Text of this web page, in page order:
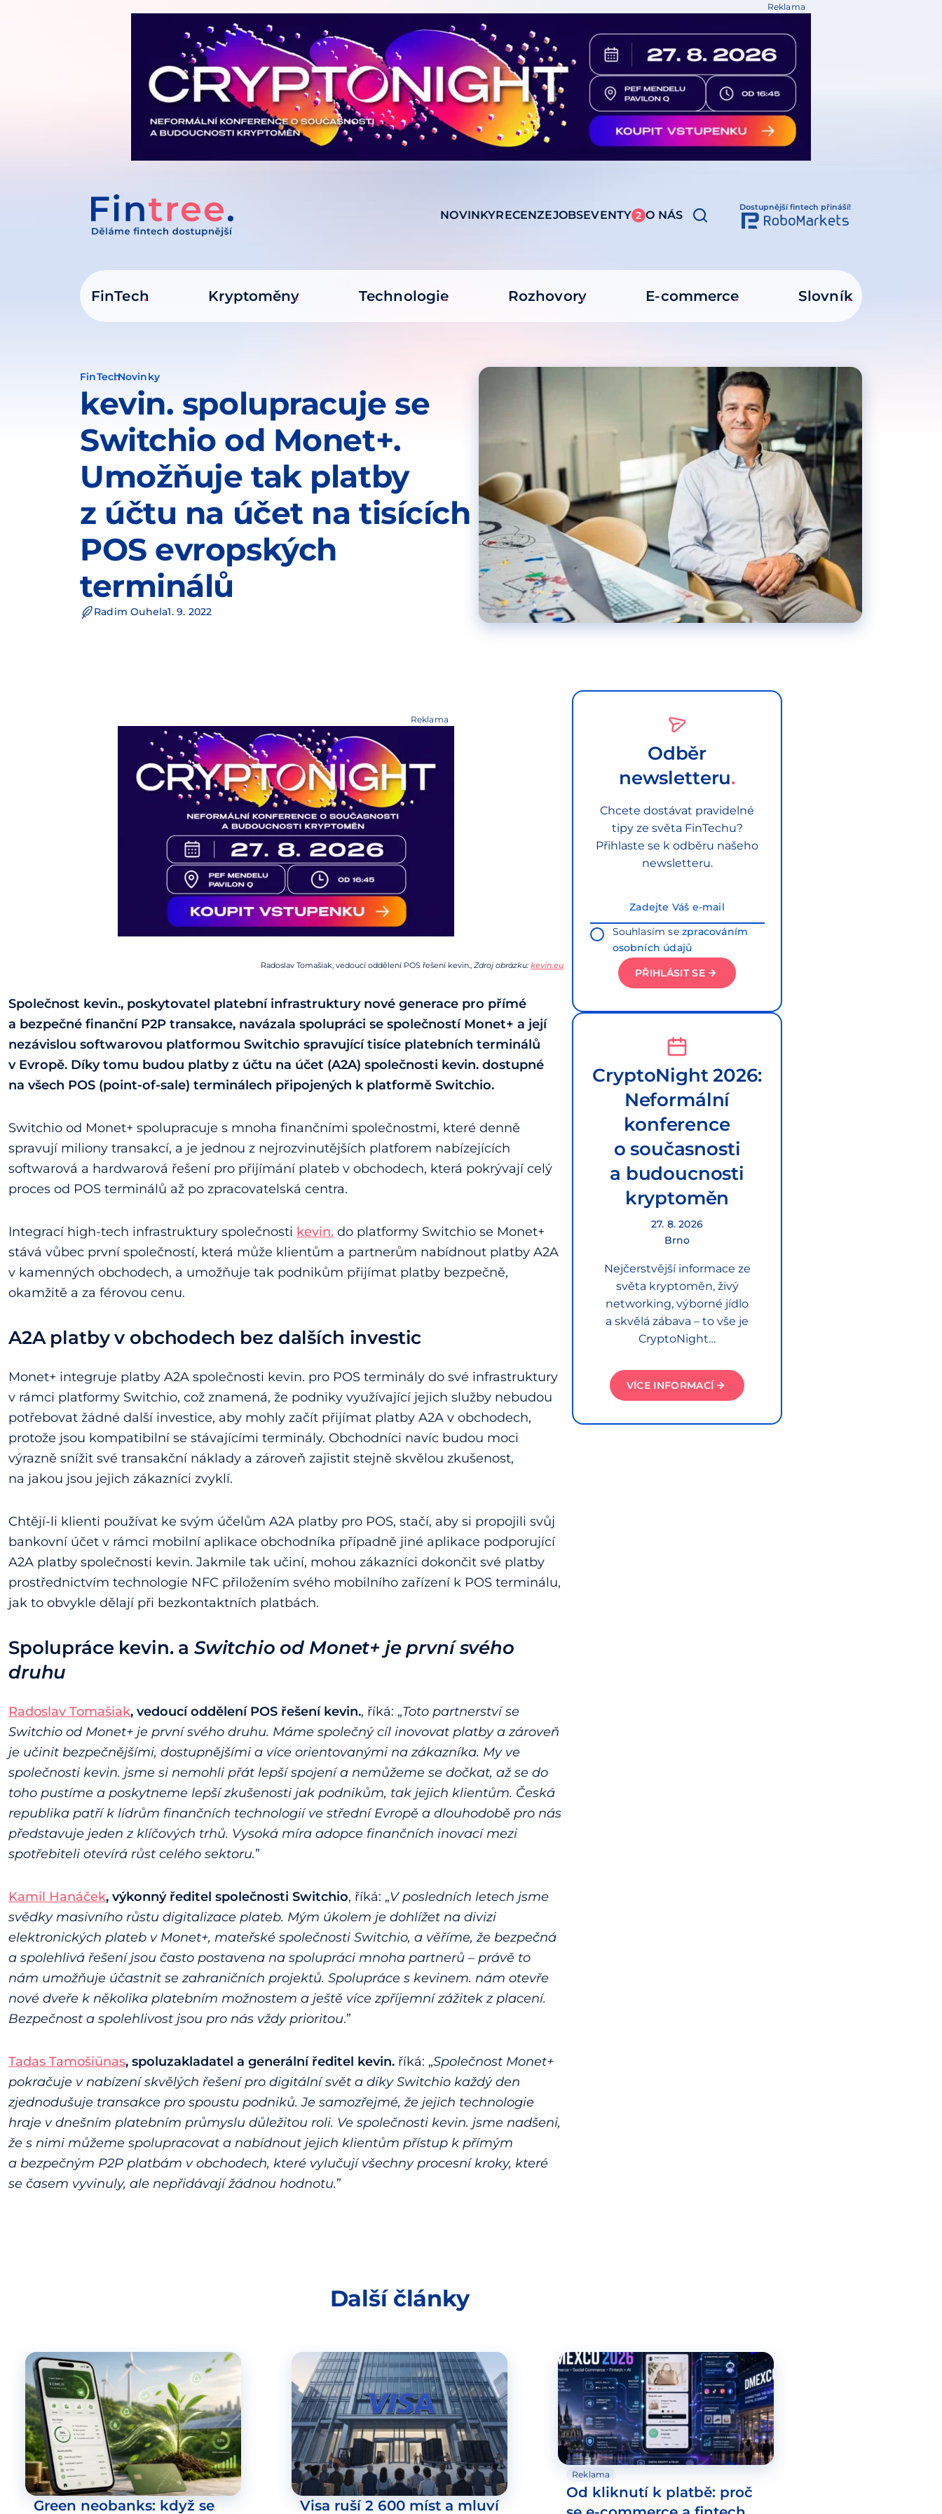
Reklama
NOVINKYRECENZEJOBSEVENTY 2 O NÁS
Dostupnější fintech přináší!
FinTech Kryptoměny Technologie Rozhovory E-commerce Slovník
FinTechNovinky
kevin. spolupracuje se
Switchio od Monet+.
Umožňuje tak platby
z účtu na účet na tisících
POS evropských
terminálů
Radim Ouhela1. 9. 2022
Reklama
Radoslav Tomašiak, vedoucí oddělení POS řešení kevin., Zdroj obrázku:kevin.eu
Společnost kevin., poskytovatel platební infrastruktury nové generace pro přímé
a bezpečné finanční P2P transakce, navázala spolupráci se společností Monet+ a její
nezávislou softwarovou platformou Switchio spravující tisíce platebních terminálů
v Evropě. Díky tomu budou platby z účtu na účet (A2A) společnosti kevin. dostupné
na všech POS (point-of-sale) terminálech připojených k platformě Switchio.
Switchio od Monet+ spolupracuje s mnoha finančními společnostmi, které denně
spravují miliony transakcí, a je jednou z nejrozvinutějších platforem nabízejících
softwarová a hardwarová řešení pro přijímání plateb v obchodech, která pokrývají celý
proces od POS terminálů až po zpracovatelská centra.
Integrací high-tech infrastruktury společnosti kevin. do platformy Switchio se Monet+
stává vůbec první společností, která může klientům a partnerům nabídnout platby A2A
v kamenných obchodech, a umožňuje tak podnikům přijímat platby bezpečně,
okamžitě a za férovou cenu.
A2A platby v obchodech bez dalších investic
Monet+ integruje platby A2A společnosti kevin. pro POS terminály do své infrastruktury
v rámci platformy Switchio, což znamená, že podniky využívající jejich služby nebudou
potřebovat žádné další investice, aby mohly začít přijímat platby A2A v obchodech,
protože jsou kompatibilní se stávajícími terminály. Obchodníci navíc budou moci
výrazně snížit své transakční náklady a zároveň zajistit stejně skvělou zkušenost,
na jakou jsou jejich zákazníci zvyklí.
Chtějí-li klienti používat ke svým účelům A2A platby pro POS, stačí, aby si propojili svůj
bankovní účet v rámci mobilní aplikace obchodníka případně jiné aplikace podporující
A2A platby společnosti kevin. Jakmile tak učiní, mohou zákazníci dokončit své platby
prostřednictvím technologie NFC přiložením svého mobilního zařízení k POS terminálu,
jak to obvykle dělají při bezkontaktních platbách.
Spolupráce kevin. a Switchio od Monet+ je první svého
druhu
Radoslav Tomašiak, vedoucí oddělení POS řešení kevin., říká: „Toto partnerství se
Switchio od Monet+ je první svého druhu. Máme společný cíl inovovat platby a zároveň
je učinit bezpečnějšími, dostupnějšími a více orientovanými na zákazníka. My ve
společnosti kevin. jsme si nemohli přát lepší spojení a nemůžeme se dočkat, až se do
toho pustíme a poskytneme lepší zkušenosti jak podnikům, tak jejich klientům. Česká
republika patří k lídrům finančních technologií ve střední Evropě a dlouhodobě pro nás
představuje jeden z klíčových trhů. Vysoká míra adopce finančních inovací mezi
spotřebiteli otevírá růst celého sektoru.”
Kamil Hanáček, výkonný ředitel společnosti Switchio, říká: „V posledních letech jsme
svědky masivního růstu digitalizace plateb. Mým úkolem je dohlížet na divizi
elektronických plateb v Monet+, mateřské společnosti Switchio, a věříme, že bezpečná
a spolehlivá řešení jsou často postavena na spolupráci mnoha partnerů – právě to
nám umožňuje účastnit se zahraničních projektů. Spolupráce s kevinem. nám otevře
nové dveře k několika platebním možnostem a ještě více zpříjemní zážitek z placení.
Bezpečnost a spolehlivost jsou pro nás vždy prioritou.”
Tadas Tamošiūnas, spoluzakladatel a generální ředitel kevin. říká: „Společnost Monet+
pokračuje v nabízení skvělých řešení pro digitální svět a díky Switchio každý den
zjednodušuje transakce pro spoustu podniků. Je samozřejmé, že jejich technologie
hraje v dnešním platebním průmyslu důležitou roli. Ve společnosti kevin. jsme nadšeni,
že s nimi můžeme spolupracovat a nabídnout jejich klientům přístup k přímým
a bezpečným P2P platbám v obchodech, které vylučují všechny procesní kroky, které
se časem vyvinuly, ale nepřidávají žádnou hodnotu.”
Odběr
newsletteru
Chcete dostávat pravidelné
tipy ze světa FinTechu?
Přihlaste se k odběru našeho
newsletteru.
Souhlasím sezpracováním
osobních údajů
PŘIHLÁSIT SE
CryptoNight 2026:
Neformální
konference
o současnosti
a budoucnosti
kryptoměn
27. 8. 2026
Brno
Nejčerstvější informace ze
světa kryptoměn, živý
networking, výborné jídlo
a skvělá zábava – to vše je
CryptoNight…
VÍCE INFORMACÍ
Další články
Green neobanks: když se Visa ruší 2 600 míst a mluví
Reklama
Od kliknutí k platbě: proč